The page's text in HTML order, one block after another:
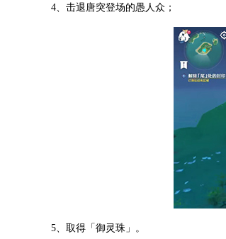
4、击退唐突登场的愚人众；
5、取得「御灵珠」。